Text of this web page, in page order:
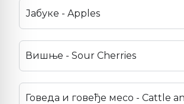
Јабуке - Apples
Вишње - Sour Cherries
Говеда и говеђе месо - Cattle